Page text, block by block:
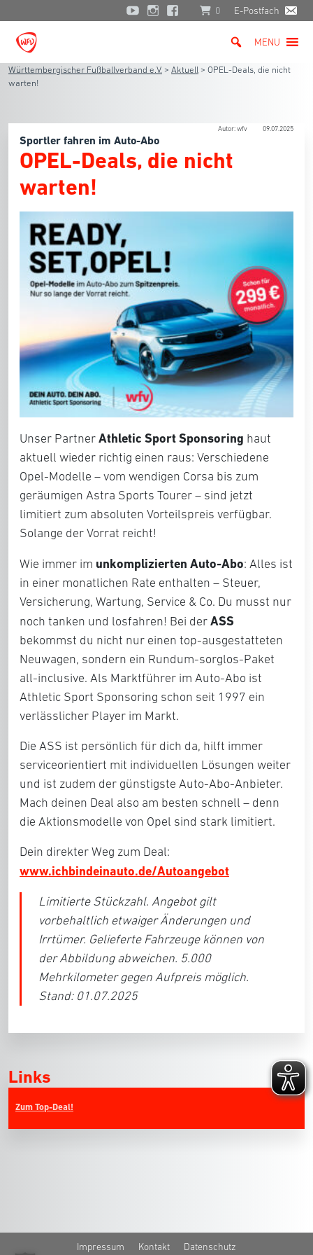
0 E-Postfach
MENU
Württembergischer Fußballverband e.V. > Aktuell > OPEL-Deals, die nicht
warten!
Autor: wfv 09.07.2025
Sportler fahren im Auto-Abo
OPEL-Deals, die nicht
warten!
Unser Partner Athletic Sport Sponsoring haut
aktuell wieder richtig einen raus: Verschiedene
Opel-Modelle – vom wendigen Corsa bis zum
geräumigen Astra Sports Tourer – sind jetzt
limitiert zum absoluten Vorteilspreis verfügbar.
Solange der Vorrat reicht!
Wie immer im unkomplizierten Auto-Abo: Alles ist
in einer monatlichen Rate enthalten – Steuer,
Versicherung, Wartung, Service & Co. Du musst nur
noch tanken und losfahren! Bei der ASS
bekommst du nicht nur einen top-ausgestatteten
Neuwagen, sondern ein Rundum-sorglos-Paket
all-inclusive. Als Marktführer im Auto-Abo ist
Athletic Sport Sponsoring schon seit 1997 ein
verlässlicher Player im Markt.
Die ASS ist persönlich für dich da, hilft immer
serviceorientiert mit individuellen Lösungen weiter
und ist zudem der günstigste Auto-Abo-Anbieter.
Mach deinen Deal also am besten schnell – denn
die Aktionsmodelle von Opel sind stark limitiert.
Dein direkter Weg zum Deal:
www.ichbindeinauto.de/Autoangebot
Limitierte Stückzahl. Angebot gilt
vorbehaltlich etwaiger Änderungen und
Irrtümer. Gelieferte Fahrzeuge können von
der Abbildung abweichen. 5.000
Mehrkilometer gegen Aufpreis möglich.
Stand: 01.07.2025
Links
Zum Top-Deal!
Impressum Kontakt Datenschutz